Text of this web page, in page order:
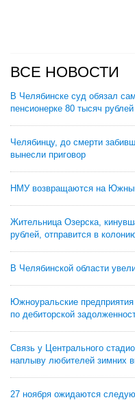
ВСЕ НОВОСТИ
В Челябинске суд обязал
пенсионерке 80 тысяч рублей
Челябинцу, до смерти
вынесли приговор
НМУ возвращаются на
Жительница Озерска,
рублей, отправится в
В Челябинской области
Южноуральские
по дебиторской
Связь у Центрального
наплыву любителей зимних
27 ноября ожидаются